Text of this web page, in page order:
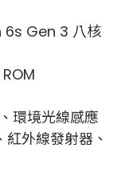
Gen 3 八核
環境光線感應
外線發射器、